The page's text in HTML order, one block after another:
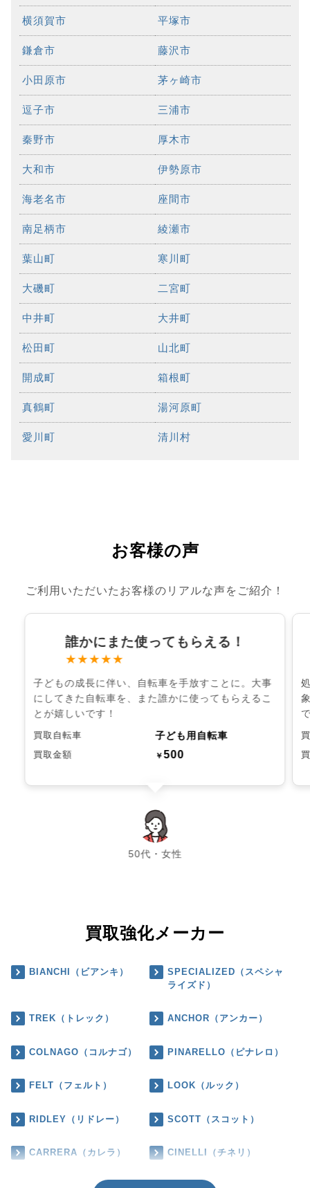
横須賀市 平塚市
鎌倉市 藤沢市
小田原市 茅ヶ崎市
逗子市 三浦市
秦野市 厚木市
大和市 伊勢原市
海老名市 座間市
南足柄市 綾瀬市
葉山町 寒川町
大磯町 二宮町
中井町 大井町
松田町 山北町
開成町 箱根町
真鶴町 湯河原町
愛川町 清川村
お客様の声
ご利用いただいたお客様のリアルな声をご紹介！
誰かにまた使ってもらえる！
★★★★★
子どもの成長に伴い、自転車を手放すことに。大事
にしてきた自転車を、また誰かに使ってもらえるこ
とが嬉しいです！
買取自転車 子ども用自転車
買取金額 ￥500
50代・女性
chevron_left chevron_right
買取強化メーカー
BIANCHI（ビアンキ）
SPECIALIZED（スペシャ
ライズド）
TREK（トレック） ANCHOR（アンカー）
COLNAGO（コルナゴ） PINARELLO（ピナレロ）
FELT（フェルト） LOOK（ルック）
RIDLEY（リドレー） SCOTT（スコット）
CARRERA（カレラ） CINELLI（チネリ）